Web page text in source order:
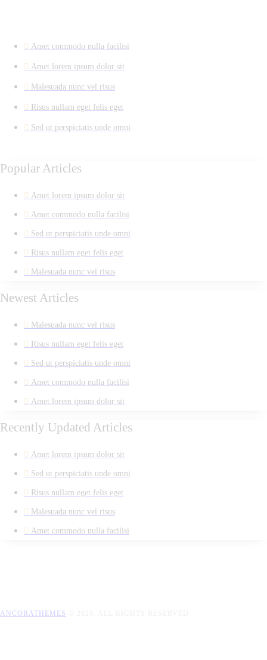
Amet commodo nulla facilisi
Amet lorem ipsum dolor sit
Malesuada nunc vel risus
Risus nullam eget felis eget
Sed ut perspiciatis unde omni
Popular Articles
Amet lorem ipsum dolor sit
Amet commodo nulla facilisi
Sed ut perspiciatis unde omni
Risus nullam eget felis eget
Malesuada nunc vel risus
Newest Articles
Malesuada nunc vel risus
Risus nullam eget felis eget
Sed ut perspiciatis unde omni
Amet commodo nulla facilisi
Amet lorem ipsum dolor sit
Recently Updated Articles
Amet lorem ipsum dolor sit
Sed ut perspiciatis unde omni
Risus nullam eget felis eget
Malesuada nunc vel risus
Amet commodo nulla facilisi
ANCORATHEMES